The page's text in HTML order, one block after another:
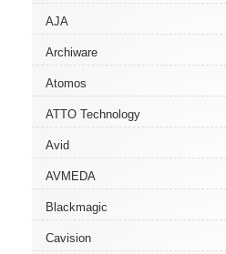
AJA
Archiware
Atomos
ATTO Technology
Avid
AVMEDA
Blackmagic
Cavision